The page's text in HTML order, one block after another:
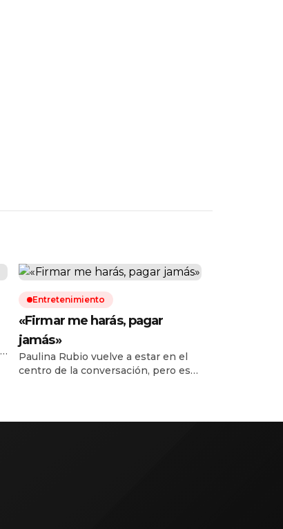
Entretenimiento
«Firmar me harás, pagar
jamás»
Paulina Rubio vuelve a estar en el
centro de la conversación, pero esta
el reconocido diseñador Michael